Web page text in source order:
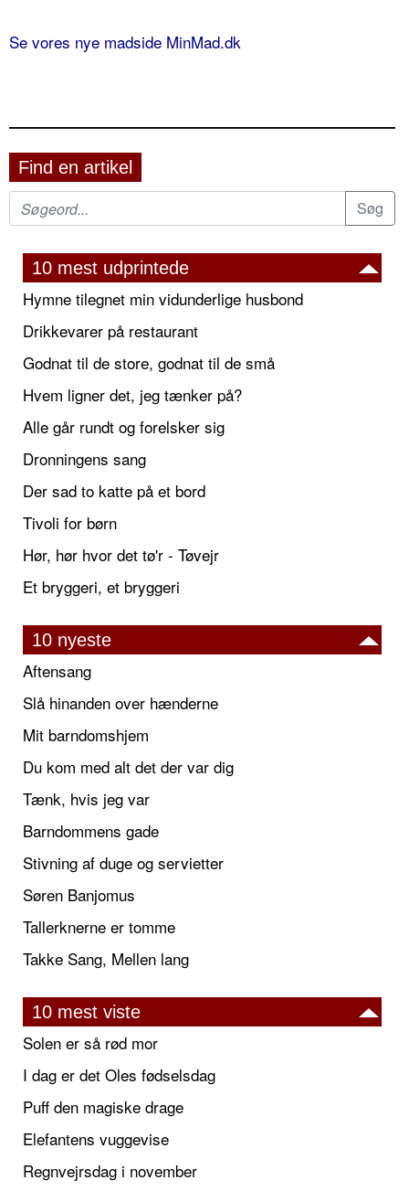
Se vores nye madside MinMad.dk
Find en artikel
10 mest udprintede
Hymne tilegnet min vidunderlige husbond
Drikkevarer på restaurant
Godnat til de store, godnat til de små
Hvem ligner det, jeg tænker på?
Alle går rundt og forelsker sig
Dronningens sang
Der sad to katte på et bord
Tivoli for børn
Hør, hør hvor det tø'r - Tøvejr
Et bryggeri, et bryggeri
10 nyeste
Aftensang
Slå hinanden over hænderne
Mit barndomshjem
Du kom med alt det der var dig
Tænk, hvis jeg var
Barndommens gade
Stivning af duge og servietter
Søren Banjomus
Tallerknerne er tomme
Takke Sang, Mellen lang
10 mest viste
Solen er så rød mor
I dag er det Oles fødselsdag
Puff den magiske drage
Elefantens vuggevise
Regnvejrsdag i november